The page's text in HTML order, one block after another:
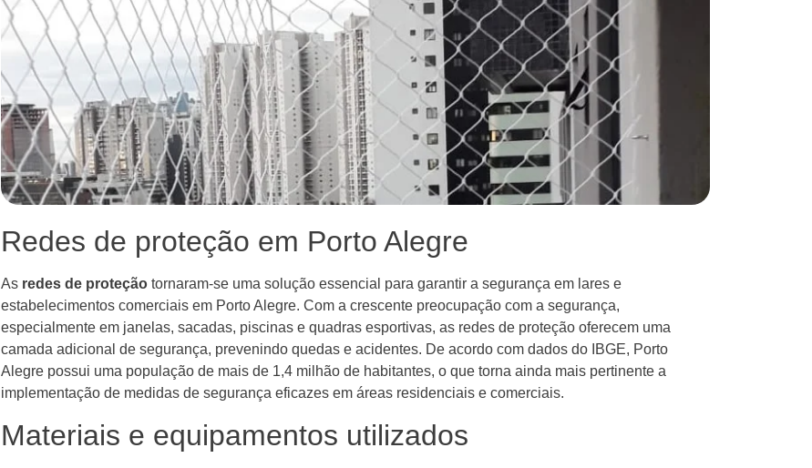
Redes de proteção em Porto Alegre
As redes de proteção tornaram-se uma solução essencial para garantir a segurança em lares e
estabelecimentos comerciais em Porto Alegre. Com a crescente preocupação com a segurança,
especialmente em janelas, sacadas, piscinas e quadras esportivas, as redes de proteção oferecem uma
camada adicional de segurança, prevenindo quedas e acidentes. De acordo com dados do IBGE, Porto
Alegre possui uma população de mais de 1,4 milhão de habitantes, o que torna ainda mais pertinente a
implementação de medidas de segurança eficazes em áreas residenciais e comerciais.
Materiais e equipamentos utilizados